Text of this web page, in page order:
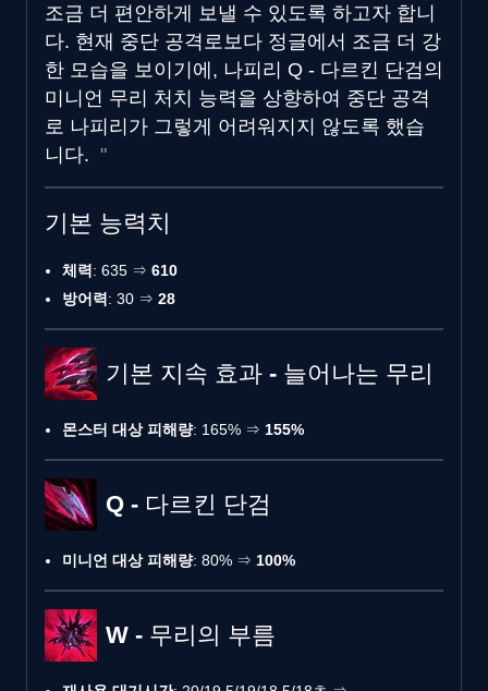
조금 더 편안하게 보낼 수 있도록 하고자 합니
다. 현재 중단 공격로보다 정글에서 조금 더 강
한 모습을 보이기에, 나피리 Q - 다르킨 단검의
미니언 무리 처치 능력을 상향하여 중단 공격
로 나피리가 그렇게 어려워지지 않도록 했습
니다.
기본 능력치
체력: 635 ⇒ 610
방어력: 30 ⇒ 28
기본 지속 효과 - 늘어나는 무리
몬스터 대상 피해량: 165% ⇒ 155%
Q - 다르킨 단검
미니언 대상 피해량: 80% ⇒ 100%
W - 무리의 부름